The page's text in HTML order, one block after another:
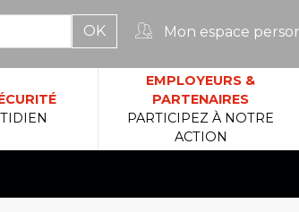
Mon espace
EMPLOYEURS &
PARTENAIRES
PARTICIPEZ À NOTRE
ACTION